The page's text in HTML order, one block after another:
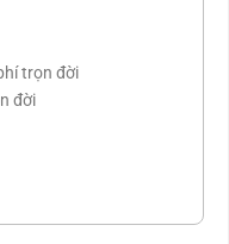
trọn đời
đời